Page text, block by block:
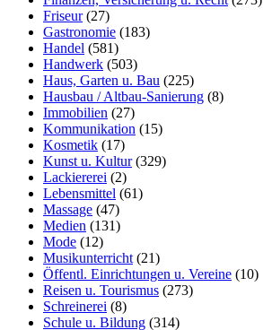
Friseur(27)
Gastronomie (183)
Handel (581)
Handwerk (503)
Haus, Garten u. Bau (225)
Hausbau / Altbau-Sanierung (8)
Immobilien (27)
Kommunikation (15)
Kosmetik (17)
Kunst u. Kultur(329)
Lackiererei (2)
Lebensmittel (61)
Massage (47)
Medien (131)
Mode (12)
Musikunterricht (21)
Öffentl. Einrichtungen u. Vereine (10)
Reisen u. Tourismus (273)
Schreinerei (8)
Schule u. Bildung (314)